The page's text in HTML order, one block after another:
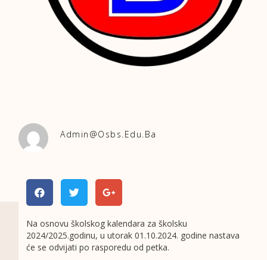
Admin@osbs.edu.ba
Na osnovu školskog kalendara za školsku
2024/2025.godinu, u utorak 01.10.2024. godine nastava
će se odvijati po rasporedu od petka.